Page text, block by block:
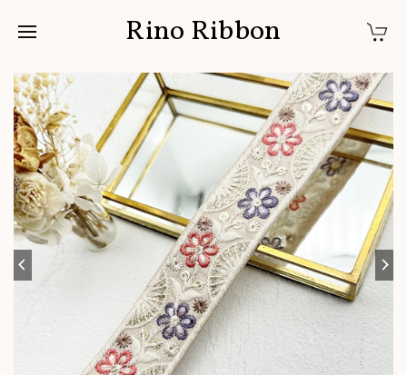
Rino Ribbon